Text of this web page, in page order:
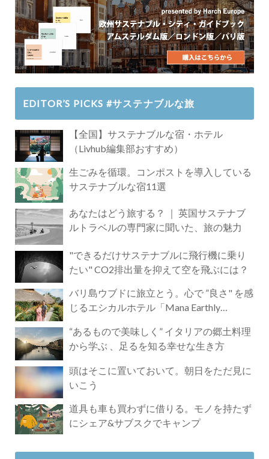
EDITOR’S PICKS #サステナブルな旅
【全国】サステナブルな宿・ホテル
（Livhub編集部おすすめ）
生ごみを循環。コンポストを導入している
サステナブルな宿11選
あなたはどう旅する？ ｜ 英国サステナブ
ルトラベルの専門家に聞いた、旅の魅力
"できるだけサステナブルに飛行機に乗り
たい" CO2排出量を抑えて空を飛ぶには？
バリ島ウブドに旅立とう。心で ”良さ" を感
じるエシカルホテル「Mana Earthly
“あるもので美味しく” イタリアの郷土料理
から学ぶ 、足るを知る幸せな生き方
頭はそこに置いておいて。朝日をただ見に
いこう
道具も車も買わずに借りる。モノを持たず
にシェア&サブスクでキャンプ